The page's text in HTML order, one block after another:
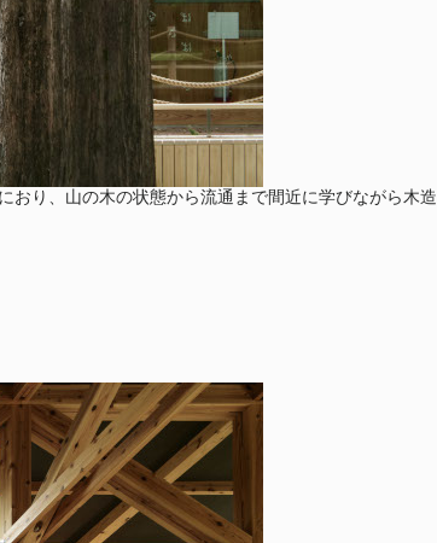
おり、山の木の状態から流通まで間近に学びながら木造